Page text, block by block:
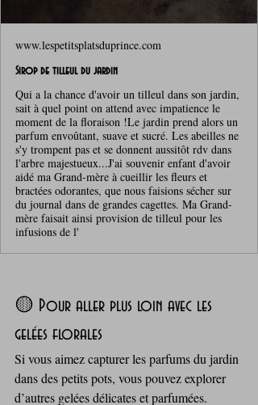
www.lespetitsplatsduprince.com
Sirop de tilleul du jardin
Qui a la chance d'avoir un tilleul dans son jardin,
sait à quel point on attend avec impatience le
moment de la floraison !Le jardin prend alors un
parfum envoûtant, suave et sucré. Les abeilles ne
s'y trompent pas et se donnent aussitôt rdv dans
l'arbre majestueux...J'ai souvenir enfant d'avoir
aidé ma Grand-mère à cueillir les fleurs et
bractées odorantes, que nous faisions sécher sur
du journal dans de grandes cagettes. Ma Grand-
mère faisait ainsi provision de tilleul pour les
infusions de l'
🟡 Pour aller plus loin avec les
gelées florales
Si vous aimez capturer les parfums du jardin
dans des petits pots, vous pouvez explorer
d’autres gelées délicates et parfumées.